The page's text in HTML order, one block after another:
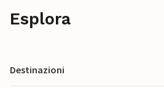
Esplora
Destinazioni